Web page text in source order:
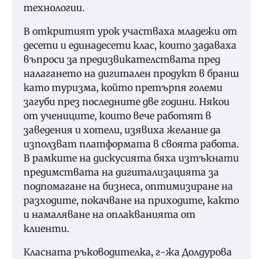
технологии.
В откритият урок участваха младежи от
десети и единадесети клас, които задаваха
въпроси за предизвикателствата пред
налагането на дигитален продукт в бранш
като туризма, който претърпя големи
загуби през последните две години. Някои
от учениците, които вече работят в
заведения и хотели, изявиха желание да
използват платформата в своята работа.
В рамките на дискусията бяха изтъкнати
предимствата на дигитализацията за
подпомагане на бизнеса, оптимизиране на
разходите, покачване на приходите, както
и намаляване на оплакванията от
клиенти.
Класната ръководителка, г-жа Долдурова